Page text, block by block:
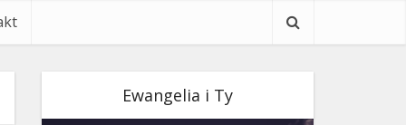
Ewangelia i Ty